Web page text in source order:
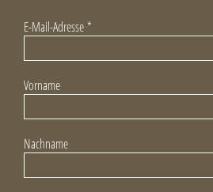
E-Mail-Adresse *
Vorname
Nachname